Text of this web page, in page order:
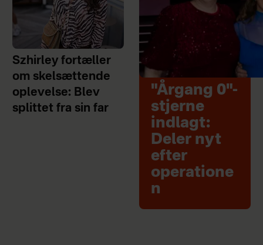
Szhirley fortæller
om skelsættende
oplevelse: Blev
splittet fra sin far
"Årgang 0"-
stjerne
indlagt:
Deler nyt
efter
operatione
n